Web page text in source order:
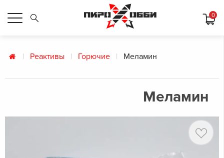
0
Реактивы Горючие Меламин
Меламин